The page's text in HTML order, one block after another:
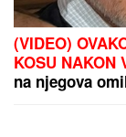
(VIDEO)